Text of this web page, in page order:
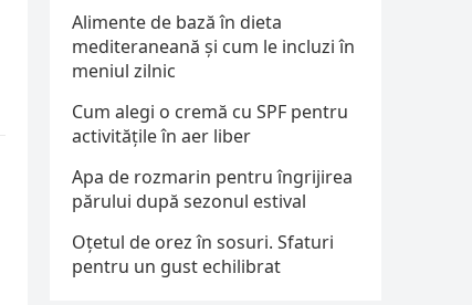
Alimente de bază în dieta
mediteraneană și cum le incluzi în
meniul zilnic
Cum alegi o cremă cu SPF pentru
activitățile în aer liber
Apa de rozmarin pentru îngrijirea
părului după sezonul estival
Oțetul de orez în sosuri. Sfaturi
pentru un gust echilibrat